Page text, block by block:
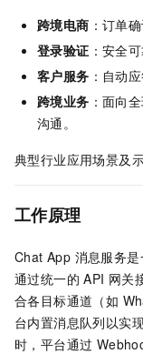
跨境电商 ：订单
登录验证 ：安全
客户服务 ：自动
跨境业务 ：面向
沟通。
典型行业应用场景及
工作原理
Chat App 消息服务
通过统一的 API 网关
合各目标通道（如
台内置消息队列以实
时，平台通过